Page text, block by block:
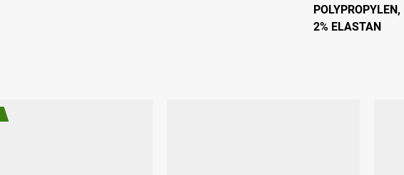
POLYPROPYLEN,
2% ELASTAN